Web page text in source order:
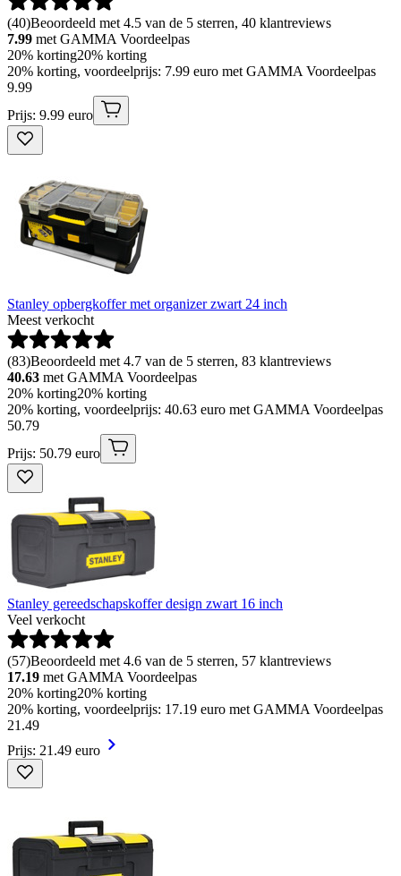
(40)Beoordeeld met 4.5 van de 5 sterren, 40 klantreviews
7.99 met GAMMA Voordeelpas
20% korting20% korting
20% korting, voordeelprijs: 7.99 euro met GAMMA Voordeelpas
9.99
Prijs: 9.99 euro
Stanley opbergkoffer met organizer zwart 24 inch
Meest verkocht
(83)Beoordeeld met 4.7 van de 5 sterren, 83 klantreviews
40.63 met GAMMA Voordeelpas
20% korting20% korting
20% korting, voordeelprijs: 40.63 euro met GAMMA Voordeelpas
50.79
Prijs: 50.79 euro
Stanley gereedschapskoffer design zwart 16 inch
Veel verkocht
(57)Beoordeeld met 4.6 van de 5 sterren, 57 klantreviews
17.19 met GAMMA Voordeelpas
20% korting20% korting
20% korting, voordeelprijs: 17.19 euro met GAMMA Voordeelpas
21 .49
Prijs: 21.49 euro